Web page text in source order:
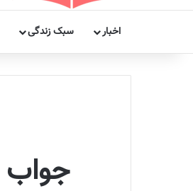
اخبار سبک زندگی